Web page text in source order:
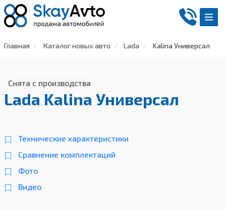
Главная Каталог новых авто Lada Kalina Универсал
Снята с производства
Lada Kalina Универсал
Технические характеристики
Сравнение комплектаций
Фото
Видео